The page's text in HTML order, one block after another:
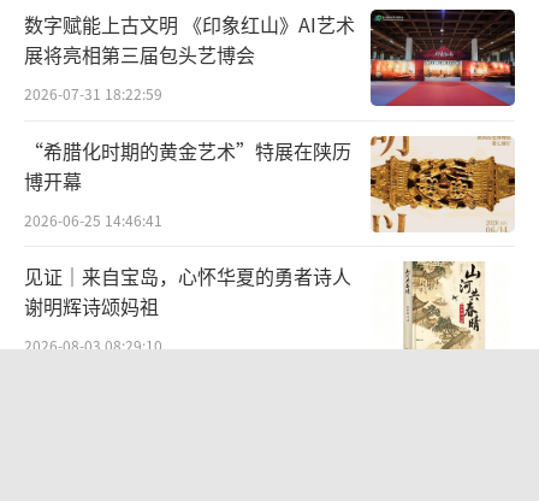
与此同时，随《新龙门客栈》走红的陈丽
君也成为人们关注的热点。她扮演的贾廷形象
结合了女性和男性的优点，演出了女性理想中
的男性模样，令不少年轻观众纷纷感慨“在女
儿的身上找到了久违的帅气”，由此开始去了
都是从关注演员到关注作品，再到走进剧场、
主动发掘中国传统戏曲的无限魅力。
数字赋能上古文明 《印象红山》AI艺术
展将亮相第三届包头艺博会
2026-07-31 18:22:59
“希腊化时期的黄金艺术”特展在陕历
博开幕
2026-06-25 14:46:41
见证｜来自宝岛，心怀华夏的勇者诗人
谢明辉诗颂妈祖
2026-08-03 08:29:10